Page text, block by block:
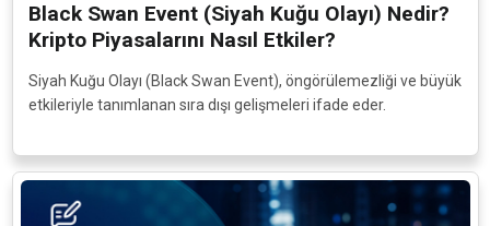
Black Swan Event (Siyah Kuğu Olayı) Nedir?
Kripto Piyasalarını Nasıl Etkiler?
Siyah Kuğu Olayı (Black Swan Event), öngörülemezliği ve büyük
etkileriyle tanımlanan sıra dışı gelişmeleri ifade eder.